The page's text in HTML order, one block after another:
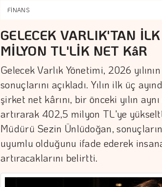
FİNANS
GELECEK VARLIK'TAN
MİLYON TL'LİK NET KâR
Gelecek Varlık Yönetimi, 2026
sonuçlarını açıkladı. Yılın ilk üç
şirket net kârını, bir önceki yılın
artırarak 402,5 milyon TL'ye
Müdürü Sezin Ünlüdoğan,
uyumlu olduğunu ifade ederek
artıracaklarını belirtti.